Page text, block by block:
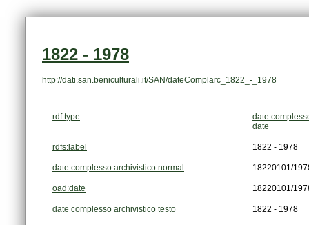
1822 - 1978
http://dati.san.beniculturali.it/SAN/dateComplarc_1822_-_1978
rdf:type
date
date
rdfs:label 1822 - 1978
date complesso archivistico normal 18220101/
oad:date 18220101/
date complesso archivistico testo 1822 - 1978